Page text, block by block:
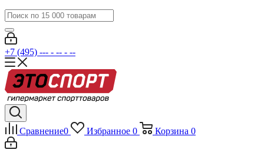
+7 (495) --- - -- - --
Сравнение0 Избранное 0 Корзина 0